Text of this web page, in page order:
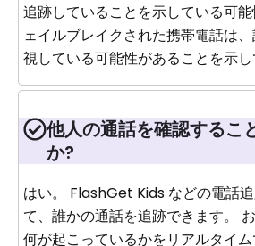
追跡していることを示している可
ェイルブレイクされた携帯電話は
視している可能性があることを示し
他人の通話を確認するこ
か?
はい。 FlashGet Kids などの電話
て、誰かの通話を追跡できます。
何が起こっているかをリアルタイ